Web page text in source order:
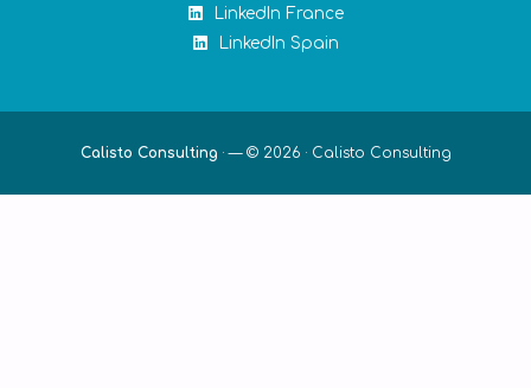
LinkedIn France
LinkedIn Spain
Calisto Consulting ·— © 2026 · Calisto Consulting